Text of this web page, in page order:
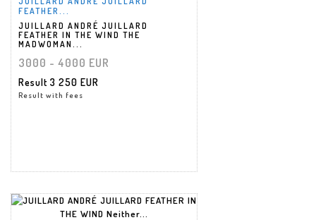
FEATHER...
JUILLARD ANDRÉ JUILLARD
FEATHER IN THE WIND THE
MADWOMAN...
3000 - 4000 EUR
Result 3 250 EUR
Result with fees